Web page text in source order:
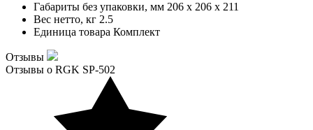
Габариты без упаковки, мм 206 x 206 x 211
Вес нетто, кг 2.5
Единица товара Комплект
Отзывы
Отзывы о RGK SP-502